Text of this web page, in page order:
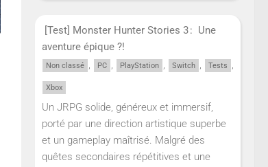
[Test] Monster Hunter Stories 3 : Une
aventure épique ?!
Non classé , PC , PlayStation , Switch , Tests ,
Xbox
Un JRPG solide, généreux et immersif,
porté par une direction artistique superbe
et un gameplay maîtrisé. Malgré des
quêtes secondaires répétitives et une